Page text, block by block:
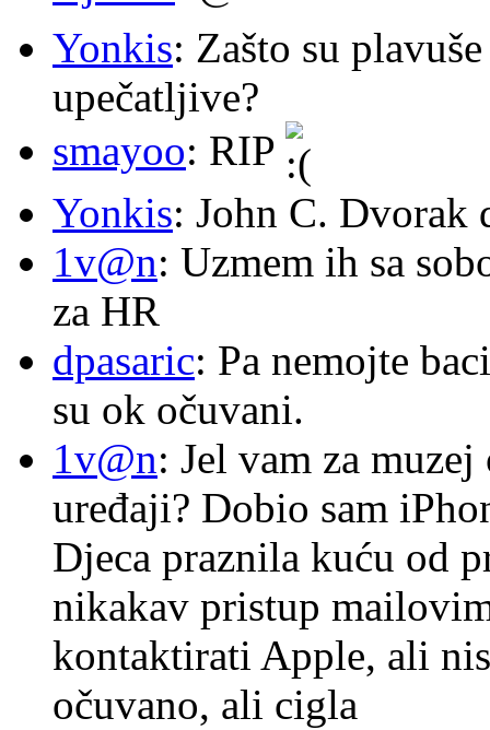
Yonkis: Zašto su
upečatljive?
smayoo: RIP
Yonkis: John C. Dvorak
1v@n: Uzmem ih sa
za HR
dpasaric: Pa nemojte
su ok očuvani.
1v@n: Jel vam za
uređaji? Dobio sam
Djeca praznila kuću od
nikakav pristup
kontaktirati Apple, ali
očuvano, ali cigla